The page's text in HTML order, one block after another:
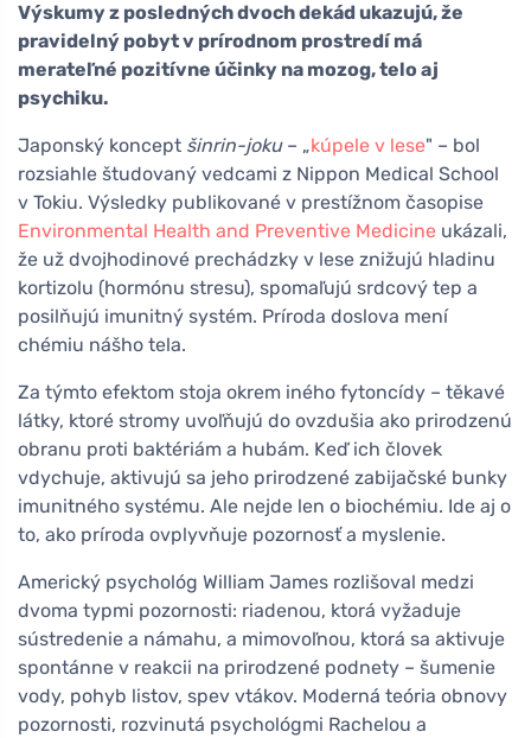
Výskumy z posledných dvoch dekád ukazujú, že
pravidelný pobyt v prírodnom prostredí má
merateľné pozitívne účinky na mozog, telo aj
psychiku.
Japonský koncept šinrin-joku– „kúpele v lese" – bol
rozsiahle študovaný vedcami z Nippon Medical School
v Tokiu. Výsledky publikované v prestížnom časopise
Environmental Health and Preventive Medicine ukázali,
že už dvojhodinové prechádzky v lese znižujú hladinu
kortizolu (hormónu stresu), spomaľujú srdcový tep a
posilňujú imunitný systém. Príroda doslova mení
chémiu nášho tela.
Za týmto efektom stoja okrem iného fytoncídy – těkavé
látky, ktoré stromy uvoľňujú do ovzdušia ako prirodzenú
obranu proti baktériám a hubám. Keď ich človek
vdychuje, aktivujú sa jeho prirodzené zabijačské bunky
imunitného systému. Ale nejde len o biochémiu. Ide aj o
to, ako príroda ovplyvňuje pozornosť a myslenie.
Americký psychológ William James rozlišoval medzi
dvoma typmi pozornosti: riadenou, ktorá vyžaduje
sústredenie a námahu, a mimovoľnou, ktorá sa aktivuje
spontánne v reakcii na prirodzené podnety – šumenie
vody, pohyb listov, spev vtákov. Moderná teória obnovy
pozornosti, rozvinutá psychológmi Rachelou a